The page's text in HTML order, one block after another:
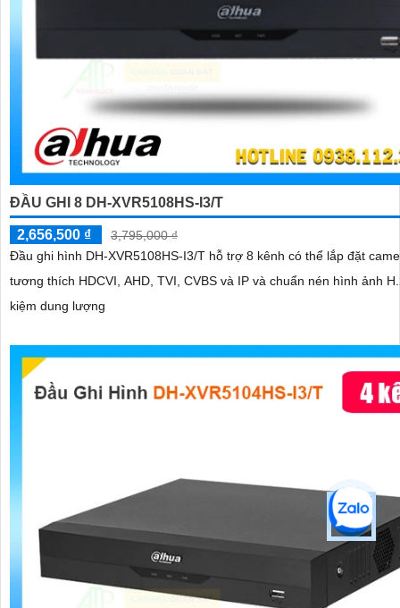
ĐẦU GHI 8 DH-XVR5108HS-I3/T
2,656,500 ₫
3,795,000 ₫
Đầu ghi hình DH-XVR5108HS-I3/T hỗ trợ 8 kênh có thể lắp đặt
tương thích HDCVI, AHD, TVI, CVBS và IP và chuẩn nén hình ảnh
kiệm dung lượng